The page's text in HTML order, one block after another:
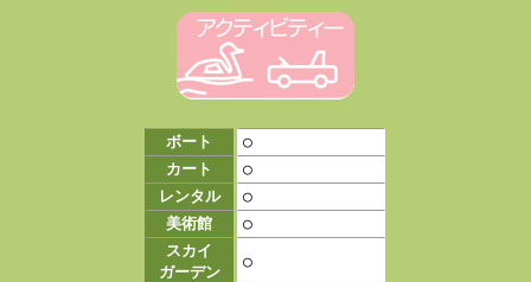
ボート
○
カート
○
レンタル
○
美術館
○
スカイ
ガーデン
○